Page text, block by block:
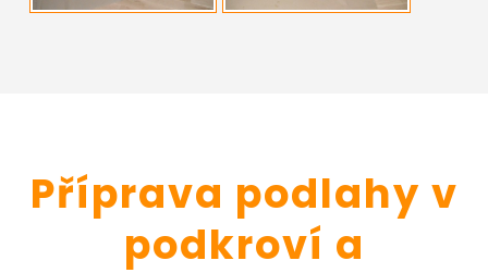
Příprava podlahy v
podkroví a